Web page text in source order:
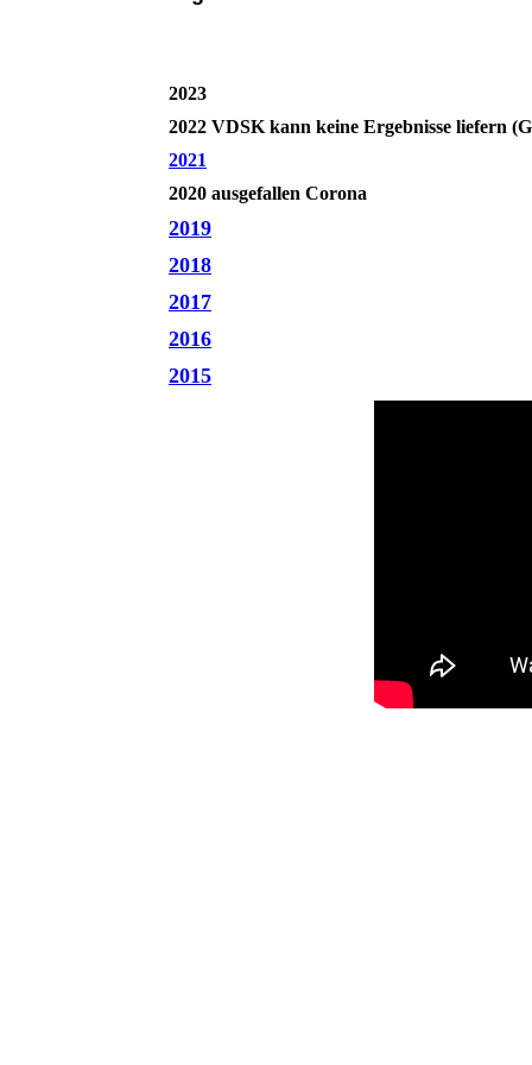
2023
2022 VDSK kann keine Ergebnisse liefern
2021
2020 ausgefallen Corona
2019
2018
2017
2016
2015